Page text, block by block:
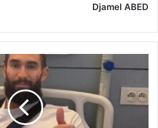
Djamel ABED